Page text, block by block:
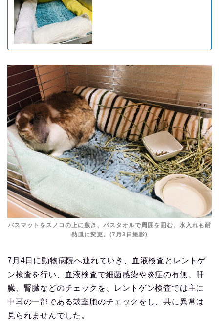
バスマットをスノコの上に敷き、バスタオルで周囲を囲む。水入れも耐
熱皿に変更。(7月3日撮影)
7月4日に動物病院へ連れていき、血液検査とレントゲ
ン検査を行い、血液検査で細菌感染や炎症の有無、肝
臓、腎臓などのチェックを、レントゲン検査では主に
中耳の一部である鼓室胞のチェックをし、共に異常は
見られませんでした。